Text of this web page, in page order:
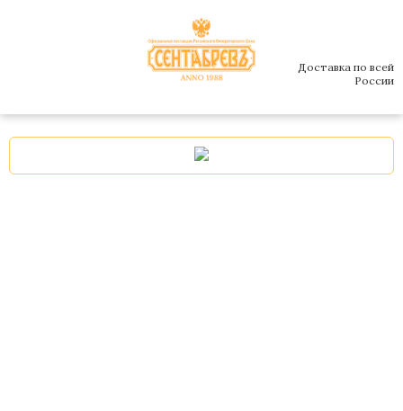
Доставка по всей
России